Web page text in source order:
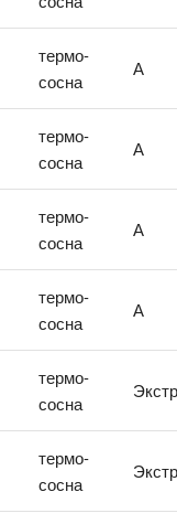
термо-
сосна
А
термо-
сосна
А
термо-
сосна
А
термо-
сосна
А
термо-
сосна
термо-
сосна